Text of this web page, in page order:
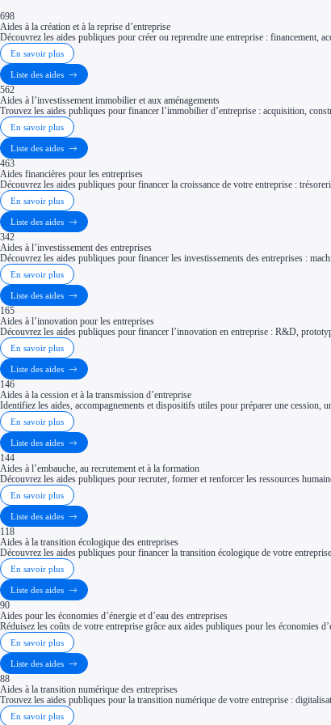
698
Aides à la création et à la reprise d’entreprise
Découvrez les aides publiques pour créer ou reprendre une entreprise : financement,
En savoir plus
Liste des aides
562
Aides à l’investissement immobilier et aux aménagements
Trouvez les aides publiques pour financer l’immobilier d’entreprise : acquisition,
En savoir plus
Liste des aides
463
Aides financières pour les entreprises
Découvrez les aides publiques pour financer la croissance de votre entreprise :
En savoir plus
Liste des aides
342
Aides à l’investissement des entreprises
Découvrez les aides publiques pour financer les investissements des entreprises :
En savoir plus
Liste des aides
165
Aides à l’innovation pour les entreprises
Découvrez les aides publiques pour financer l’innovation en entreprise : R&D,
En savoir plus
Liste des aides
146
Aides à la cession et à la transmission d’entreprise
Identifiez les aides, accompagnements et dispositifs utiles pour préparer une cession,
En savoir plus
Liste des aides
144
Aides à l’embauche, au recrutement et à la formation
Découvrez les aides publiques pour recruter, former et renforcer les ressources
En savoir plus
Liste des aides
118
Aides à la transition écologique des entreprises
Découvrez les aides publiques pour financer la transition écologique de votre
En savoir plus
Liste des aides
90
Aides pour les économies d’énergie et d’eau des entreprises
Réduisez les coûts de votre entreprise grâce aux aides publiques pour les économies
En savoir plus
Liste des aides
88
Aides à la transition numérique des entreprises
Trouvez les aides publiques pour la transition numérique de votre entreprise :
En savoir plus